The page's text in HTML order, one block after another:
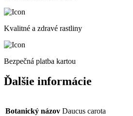
Kvalitné a zdravé rastliny
Bezpečná platba kartou
Ďalšie informácie
Botanický názov Daucus carota